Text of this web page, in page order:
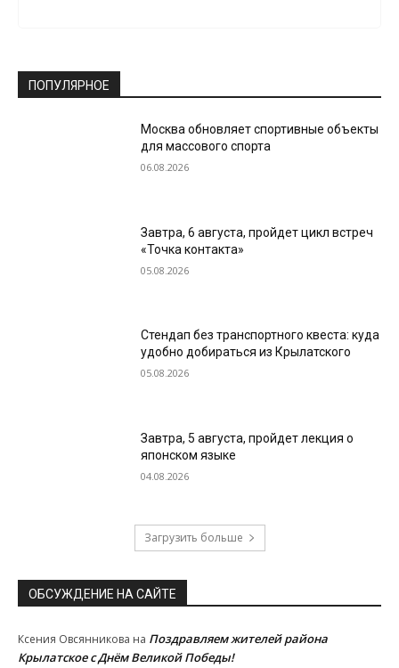
ПОПУЛЯРНОЕ
Москва обновляет спортивные объекты
для массового спорта
06.08.2026
Завтра, 6 августа, пройдет цикл встреч
«Точка контакта»
05.08.2026
Стендап без транспортного квеста: куда
удобно добираться из Крылатского
05.08.2026
Завтра, 5 августа, пройдет лекция о
японском языке
04.08.2026
Загрузить больше
ОБСУЖДЕНИЕ НА САЙТЕ
Ксения Овсянникова на Поздравляем жителей района
Крылатское с Днём Великой Победы!